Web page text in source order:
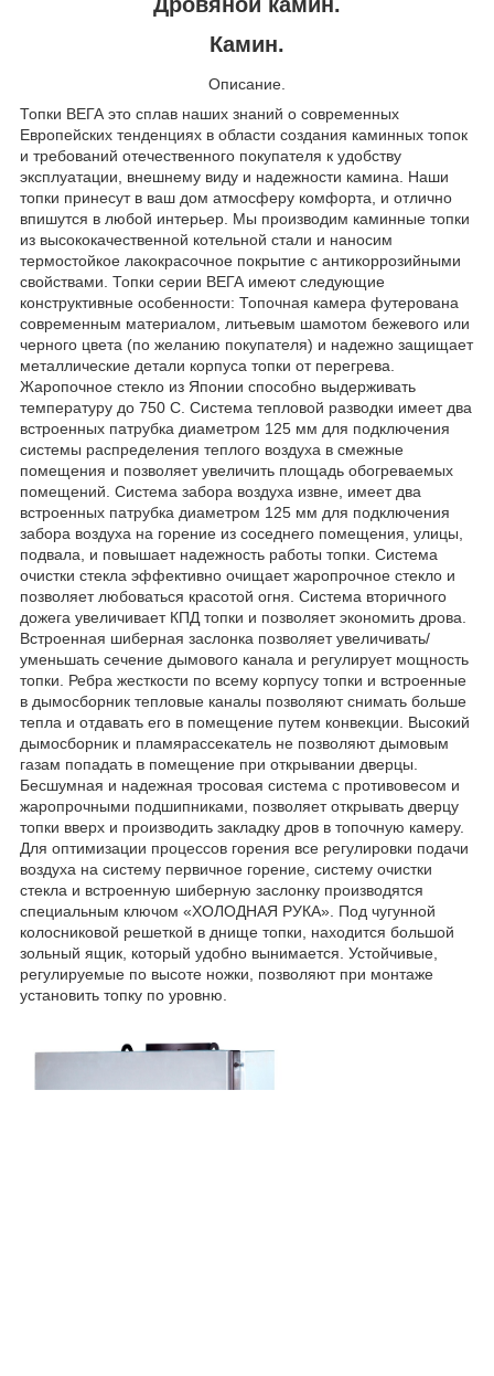
Камин.
Описание.
Топки ВЕГА это сплав наших знаний о современных
Европейских тенденциях в области создания каминных топок
и требований отечественного покупателя к удобству
эксплуатации, внешнему виду и надежности камина. Наши
топки принесут в ваш дом атмосферу комфорта, и отлично
впишутся в любой интерьер. Мы производим каминные топки
из высококачественной котельной стали и наносим
термостойкое лакокрасочное покрытие с антикоррозийными
свойствами. Топки серии ВЕГА имеют следующие
конструктивные особенности: Топочная камера футерована
современным материалом, литьевым шамотом бежевого или
черного цвета (по желанию покупателя) и надежно защищает
металлические детали корпуса топки от перегрева.
Жаропочное стекло из Японии способно выдерживать
температуру до 750 С. Система тепловой разводки имеет два
встроенных патрубка диаметром 125 мм для подключения
системы распределения теплого воздуха в смежные
помещения и позволяет увеличить площадь обогреваемых
помещений. Система забора воздуха извне, имеет два
встроенных патрубка диаметром 125 мм для подключения
забора воздуха на горение из соседнего помещения, улицы,
подвала, и повышает надежность работы топки. Система
очистки стекла эффективно очищает жаропрочное стекло и
позволяет любоваться красотой огня. Система вторичного
дожега увеличивает КПД топки и позволяет экономить дрова.
Встроенная шиберная заслонка позволяет увеличивать/
уменьшать сечение дымового канала и регулирует мощность
топки. Ребра жесткости по всему корпусу топки и встроенные
в дымосборник тепловые каналы позволяют снимать больше
тепла и отдавать его в помещение путем конвекции. Высокий
дымосборник и пламярассекатель не позволяют дымовым
газам попадать в помещение при открывании дверцы.
Бесшумная и надежная тросовая система с противовесом и
жаропрочными подшипниками, позволяет открывать дверцу
топки вверх и производить закладку дров в топочную камеру.
Для оптимизации процессов горения все регулировки подачи
воздуха на систему первичное горение, систему очистки
стекла и встроенную шиберную заслонку производятся
специальным ключом «ХОЛОДНАЯ РУКА». Под чугунной
колосниковой решеткой в днище топки, находится большой
зольный ящик, который удобно вынимается. Устойчивые,
регулируемые по высоте ножки, позволяют при монтаже
установить топку по уровню.